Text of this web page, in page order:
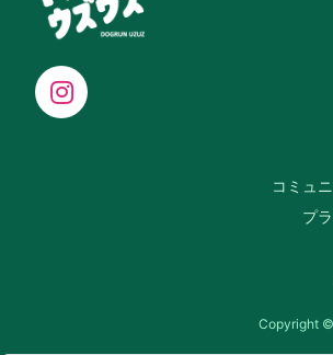
コミュ
プ
Copyright ©